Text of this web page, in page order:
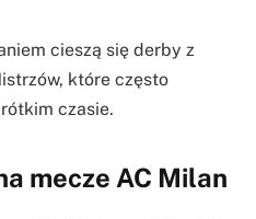
cieszą się derby z
które często
czasie.
mecze AC Milan